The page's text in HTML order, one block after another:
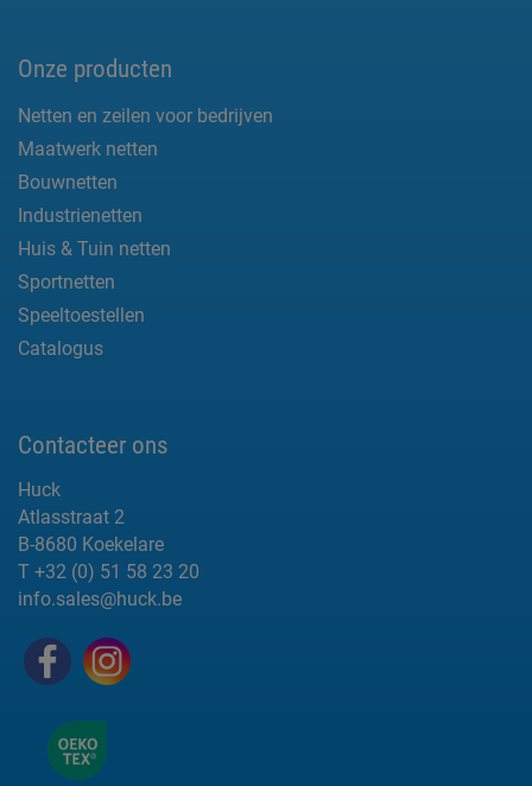
Onze producten
Netten en zeilen voor bedrijven
Maatwerk netten
Bouwnetten
Industrienetten
Huis & Tuin netten
Sportnetten
Speeltoestellen
Catalogus
Contacteer ons
Huck
Atlasstraat 2
B-8680 Koekelare
T +32 (0) 51 58 23 20
info.sales@huck.be